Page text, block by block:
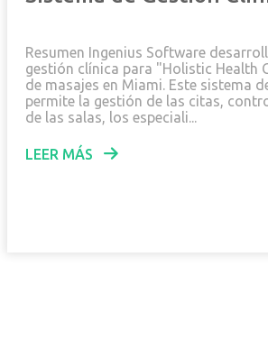
Resumen Ingenius Software
gestión clínica para "Holistic Health
de masajes en Miami. Este sistema
permite la gestión de las citas,
de las salas, los especiali...
LEER MÁS